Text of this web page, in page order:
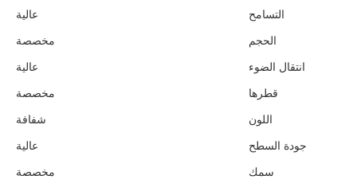
التسامح
عالية
الحجم
مخصصة
انتقال الضوء
عالية
قطرها
مخصصة
اللون
شفافة
جودة السطح
عالية
سمك
مخصصة